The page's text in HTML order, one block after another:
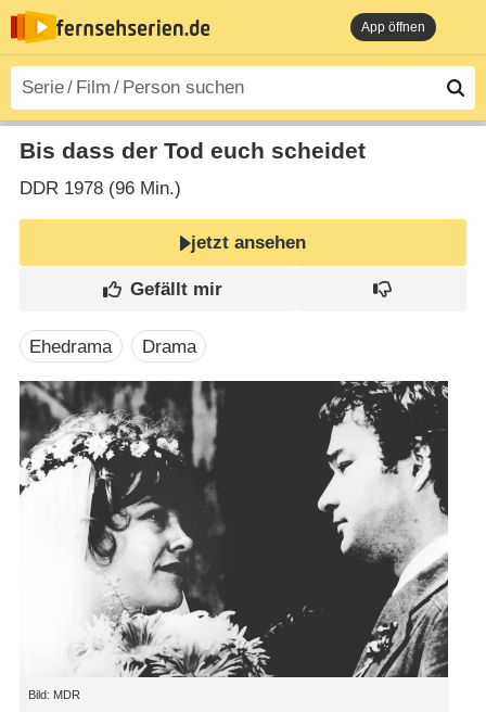
App öffnen
Bis dass der Tod euch scheidet
DDR1978 (96 Min.)
jetzt ansehen
Ehedrama Drama
Bild: MDR